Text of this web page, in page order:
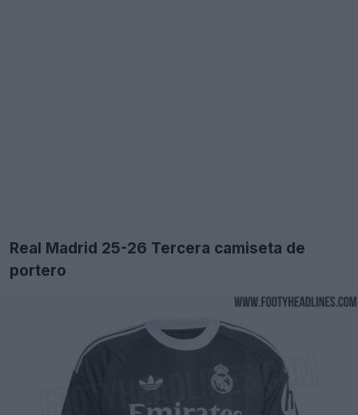
Real Madrid 25-26 Tercera camiseta de
portero